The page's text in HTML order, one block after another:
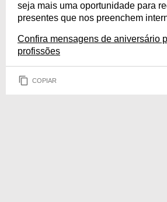
seja mais uma oportunidade para
presentes que nos preenchem
Confira mensagens de aniversário
profissões
COPIAR